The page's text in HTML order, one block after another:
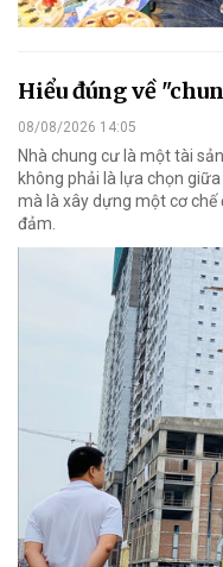
Hiểu đúng về
08/08/2026 14:05
Nhà chung cư là một tài
không phải là lựa chọn giữa
mà là xây dựng một cơ
đảm.